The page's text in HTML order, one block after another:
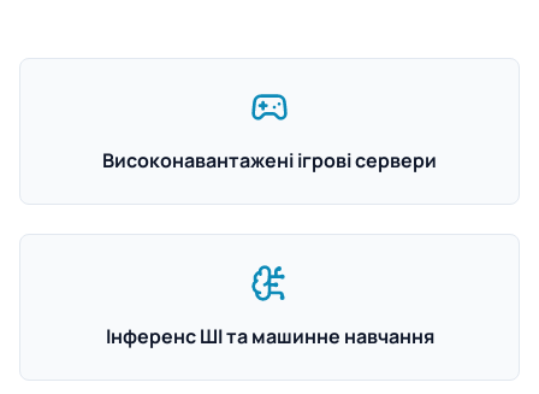
Високонавантажені ігрові сервери
Інференс ШІ та машинне навчання